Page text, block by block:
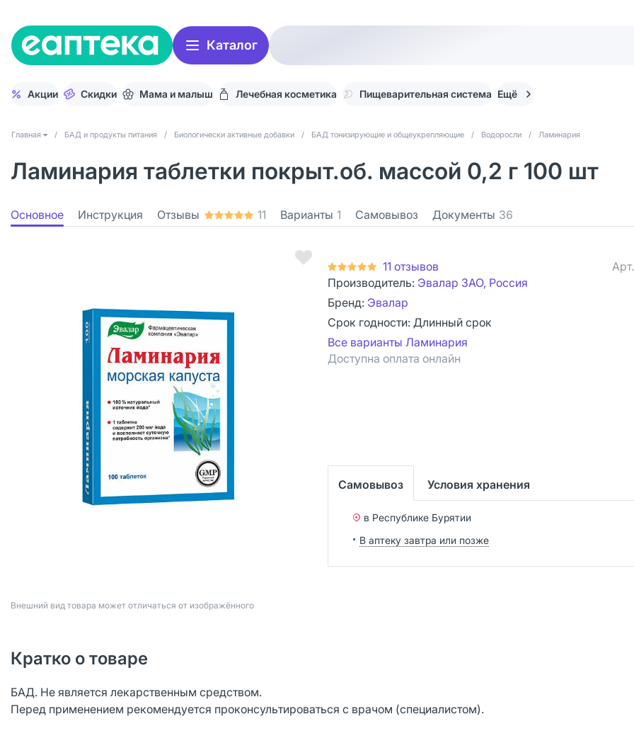
Каталог
Акции Скидки Мама и малыш Лечебная косметика Пищеварительная система Ещё
Главная / БАД и продукты питания / Биологически активные добавки / БАД тонизирующие и общеукрепляющие / Водоросли / Ламинария
Ламинария таблетки покрыт.об. массой 0,2 г 100 шт
Основное Инструкция Отзывы 11 Варианты 1 Самовывоз Документы 36
Bнешний вид товара может отличаться от изображённого
11 отзывов Арт.
Производитель: Эвалар ЗАО, Россия
Бренд: Эвалар
Срок годности: Длинный срок
Все варианты Ламинария
Доступна оплата онлайн
Самовывоз Условия хранения
в Республике Бурятии
В аптеку завтра или позже
Кратко о товаре
БАД. Не является лекарственным средством.
Перед применением рекомендуется проконсультироваться с врачом (специалистом).